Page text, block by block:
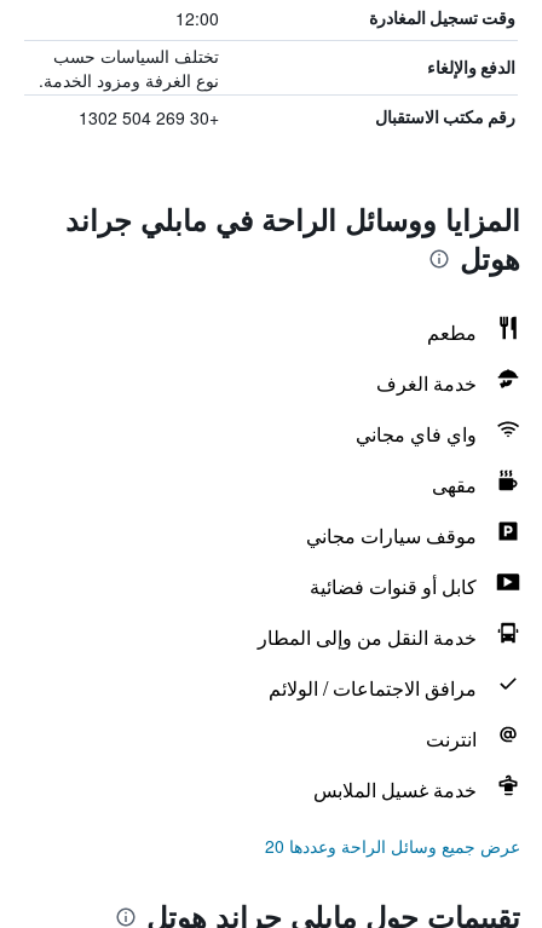
وقت تسجيل المغادرة 12:00
الدفع والإلغاء
تختلف السياسات حسب
نوع الغرفة ومزود الخدمة.
رقم مكتب الاستقبال +30 269 504 1302
المزايا ووسائل الراحة في مابلي جراند
هوتل
مطعم
خدمة الغرف
واي فاي مجاني
مقهى
موقف سيارات مجاني
كابل أو قنوات فضائية
خدمة النقل من وإلى المطار
مرافق الاجتماعات / الولائم
انترنت
خدمة غسيل الملابس
عرض جميع وسائل الراحة وعددها 20
تقييمات حول مابلي جراند هوتل